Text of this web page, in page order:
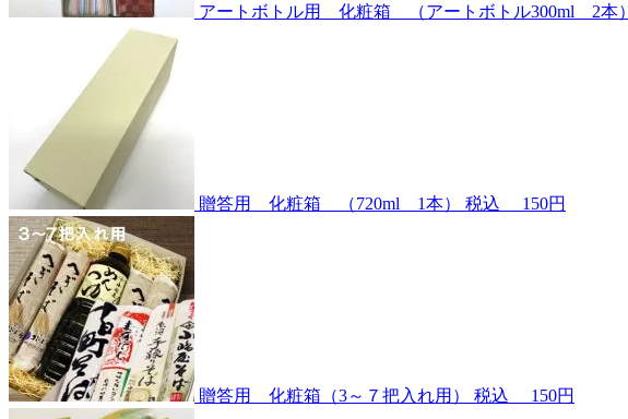
アートボトル用 化粧箱 （アートボトル300ml 2本）
贈答用 化粧箱 （720ml 1本） 税込 150円
贈答用 化粧箱（3～７把入れ用） 税込 150円